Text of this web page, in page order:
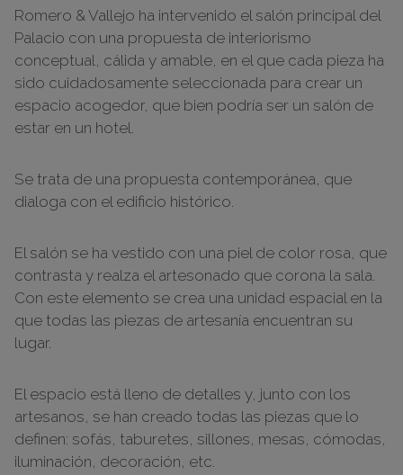
Romero & Vallejo ha intervenido el salón principal del
Palacio con una propuesta de interiorismo
conceptual, cálida y amable, en el que cada pieza ha
sido cuidadosamente seleccionada para crear un
espacio acogedor, que bien podría ser un salón de
estar en un hotel.
Se trata de una propuesta contemporánea, que
dialoga con el edificio histórico.
El salón se ha vestido con una piel de color rosa, que
contrasta y realza el artesonado que corona la sala.
Con este elemento se crea una unidad espacial en la
que todas las piezas de artesanía encuentran su
lugar.
El espacio está lleno de detalles y, junto con los
artesanos, se han creado todas las piezas que lo
definen: sofás, taburetes, sillones, mesas, cómodas,
iluminación, decoración, etc.